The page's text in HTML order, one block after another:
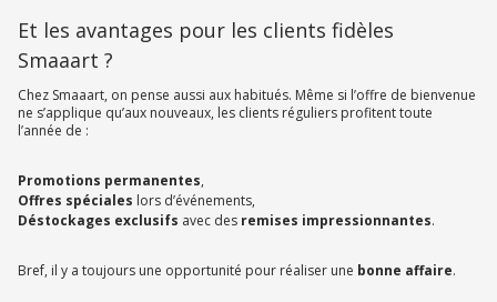
Et les avantages pour les clients fidèles
Smaaart ?
Chez Smaaart, on pense aussi aux habitués. Même si l’offre de bienvenue
ne s’applique qu’aux nouveaux, les clients réguliers profitent toute
l’année de :
Promotions permanentes,
Offres spéciales lors d’événements,
Déstockages exclusifs avec des remises impressionnantes.
Bref, il y a toujours une opportunité pour réaliser une bonne affaire.